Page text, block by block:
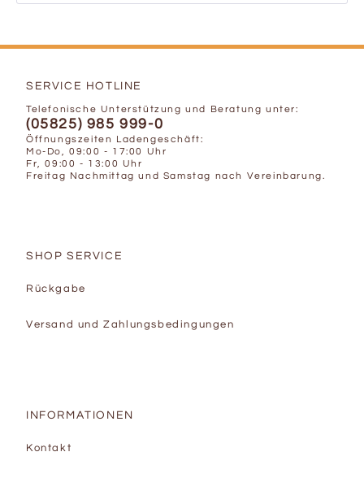
SERVICE HOTLINE
Telefonische Unterstützung und Beratung unter:
(05825) 985 999-0
Öffnungszeiten Ladengeschäft:
Mo-Do, 09:00 - 17:00 Uhr
Fr, 09:00 - 13:00 Uhr
Freitag Nachmittag und Samstag nach Vereinbarung.
SHOP SERVICE
Rückgabe
Versand und Zahlungsbedingungen
INFORMATIONEN
Kontakt